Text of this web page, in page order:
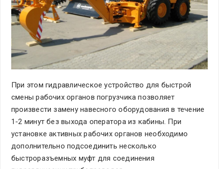
При этом гидравлическое устройство для быстрой
смены рабочих органов погрузчика позволяет
произвести замену навесного оборудования в течение
1-2 минут без выхода оператора из кабины. При
установке активных рабочих органов необходимо
дополнительно подсоединить несколько
быстроразъемных муфт для соединения